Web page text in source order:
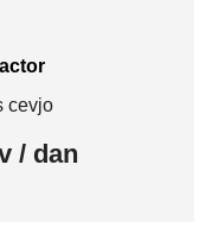
cevjo
/ dan